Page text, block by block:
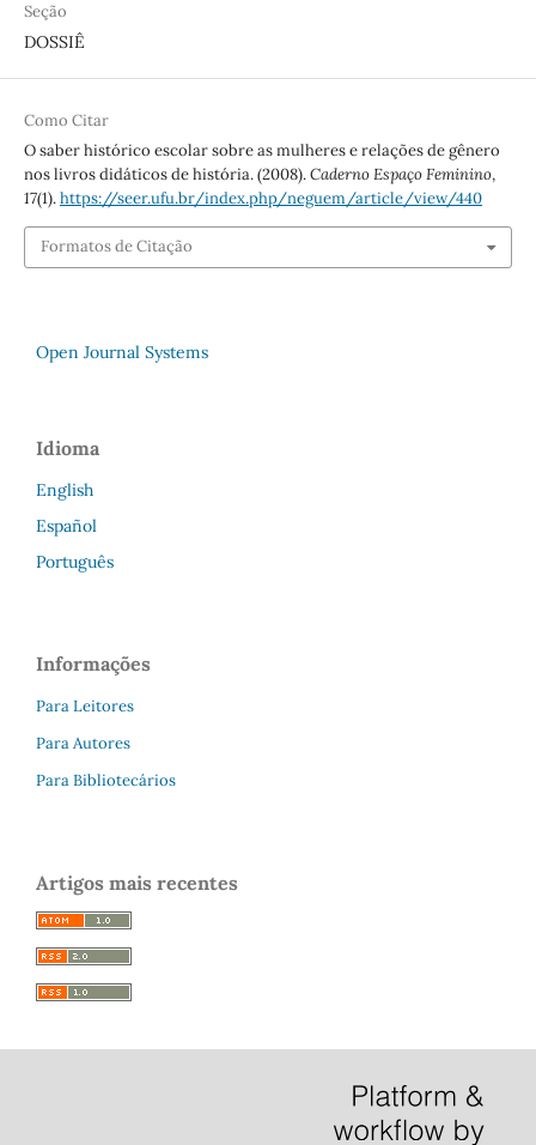
Seção
DOSSIÊ
Como Citar
O saber histórico escolar sobre as mulheres e relações de gênero
nos livros didáticos de história. (2008).Caderno Espaço Feminino,
17(1).https://seer.ufu.br/index.php/neguem/article/view/440
Formatos de Citação
Open Journal Systems
Idioma
English
Español
Português
Informações
Para Leitores
Para Autores
Para Bibliotecários
Artigos mais recentes